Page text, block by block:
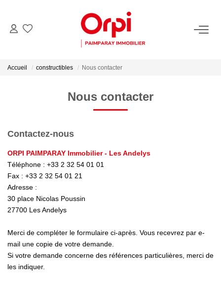
ESTIMER
Estimer En Ligne La Valeur De Mon Bien
Demander Une Estimation De Mon Bien
NOTRE AGENCE
Qui Sommes-Nous
Accueil constructibles Nous contacter
Nous contacter
Contactez-nous
ORPI PAIMPARAY Immobilier - Les Andelys
Téléphone : +33 2 32 54 01 01
Fax : +33 2 32 54 01 21
Adresse :
30 place Nicolas Poussin
27700 Les Andelys
Merci de compléter le formulaire ci-après. Vous recevrez par e-
mail une copie de votre demande.
Si votre demande concerne des références particulières, merci de
les indiquer.